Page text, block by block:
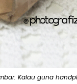
Kalau guna